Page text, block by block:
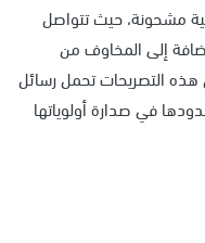
مشحونة، حيث تتواصل
إلى المخاوف من
التصريحات تحمل رسائل
في صدارة أولوياتها